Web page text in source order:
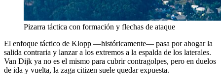
Pizarra táctica con formación y flechas de ataque
El enfoque táctico de Klopp —históricamente— pasa por ahogar la
salida contraria y lanzar a los extremos a la espalda de los laterales.
Van Dijk ya no es el mismo para cubrir contragolpes, pero en duelos
de ida y vuelta, la zaga citizen suele quedar expuesta.